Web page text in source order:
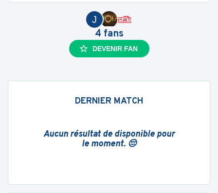
J
4 fans
DEVENIR FAN
DERNIER MATCH
Aucun résultat de disponible pour
le moment. 😔